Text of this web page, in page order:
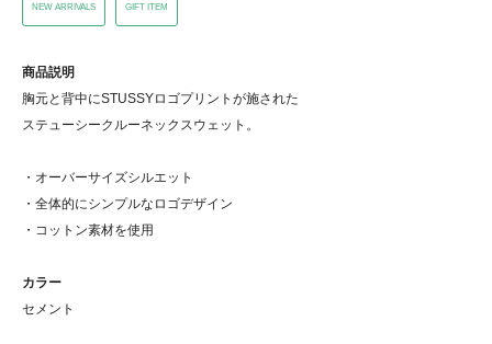
NEW ARRIVALS GIFT ITEM
商品説明
胸元と背中にSTUSSYロゴプリントが施された
ステューシークルーネックスウェット。
・オーバーサイズシルエット
・全体的にシンプルなロゴデザイン
・コットン素材を使用
カラー
セメント